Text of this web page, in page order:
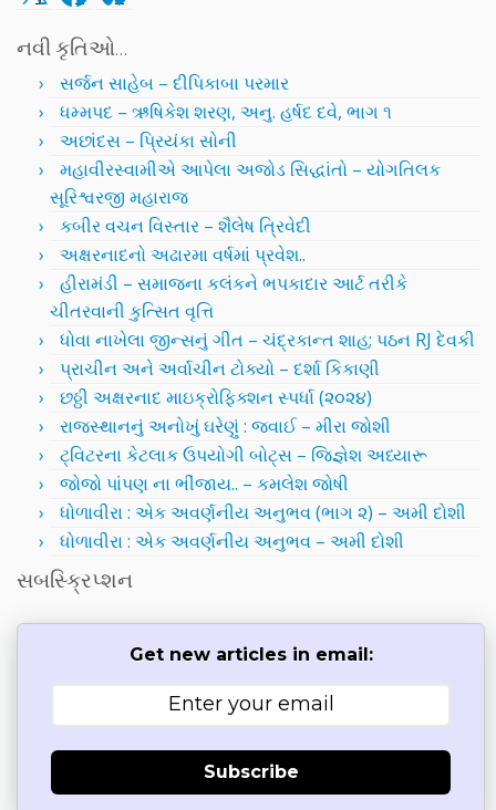
નવી કૃતિઓ…
સર્જન સાહેબ – દીપિકાબા પરમાર
ધમ્મપદ – ઋષિકેશ શરણ, અનુ. હર્ષદ દવે, ભાગ ૧
અછાંદસ – પ્રિયંકા સોની
મહાવીરસ્વામીએ આપેલા અજોડ સિદ્ધાંતો – યોગતિલક
સૂરિશ્વરજી મહારાજ
કબીર વચન વિસ્તાર – શૈલેષ ત્રિવેદી
અક્ષરનાદનો અઢારમા વર્ષમાં પ્રવેશ..
હીરામંડી – સમાજના કલંકને ભપકાદાર આર્ટ તરીકે
ચીતરવાની કુત્સિત વૃત્તિ
ધોવા નાખેલા જીન્સનું ગીત – ચંદ્રકાન્ત શાહ; પઠન RJ દેવકી
પ્રાચીન અને અર્વાચીન ટોક્યો – દર્શા કિકાણી
છઠ્ઠી અક્ષરનાદ માઇક્રોફિક્શન સ્પર્ધા (૨૦૨૪)
રાજસ્થાનનું અનોખું ઘરેણું : જવાઈ – મીરા જોશી
ટ્વિટરના કેટલાક ઉપયોગી બોટ્સ – જિજ્ઞેશ અધ્યારૂ
જોજો પાંપણ ના ભીંજાય.. – કમલેશ જોષી
ધોળાવીરા : એક અવર્ણનીય અનુભવ (ભાગ ૨) – અમી દોશી
ધોળાવીરા : એક અવર્ણનીય અનુભવ – અમી દોશી
સબસ્ક્રિપ્શન
Get new articles in email:
Subscribe